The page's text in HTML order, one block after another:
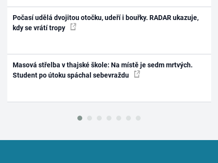
Počasí udělá dvojitou otočku, udeří i bouřky. RADAR ukazuje,
kdy se vrátí tropy
Masová střelba v thajské škole: Na místě je sedm mrtvých.
Student po útoku spáchal sebevraždu